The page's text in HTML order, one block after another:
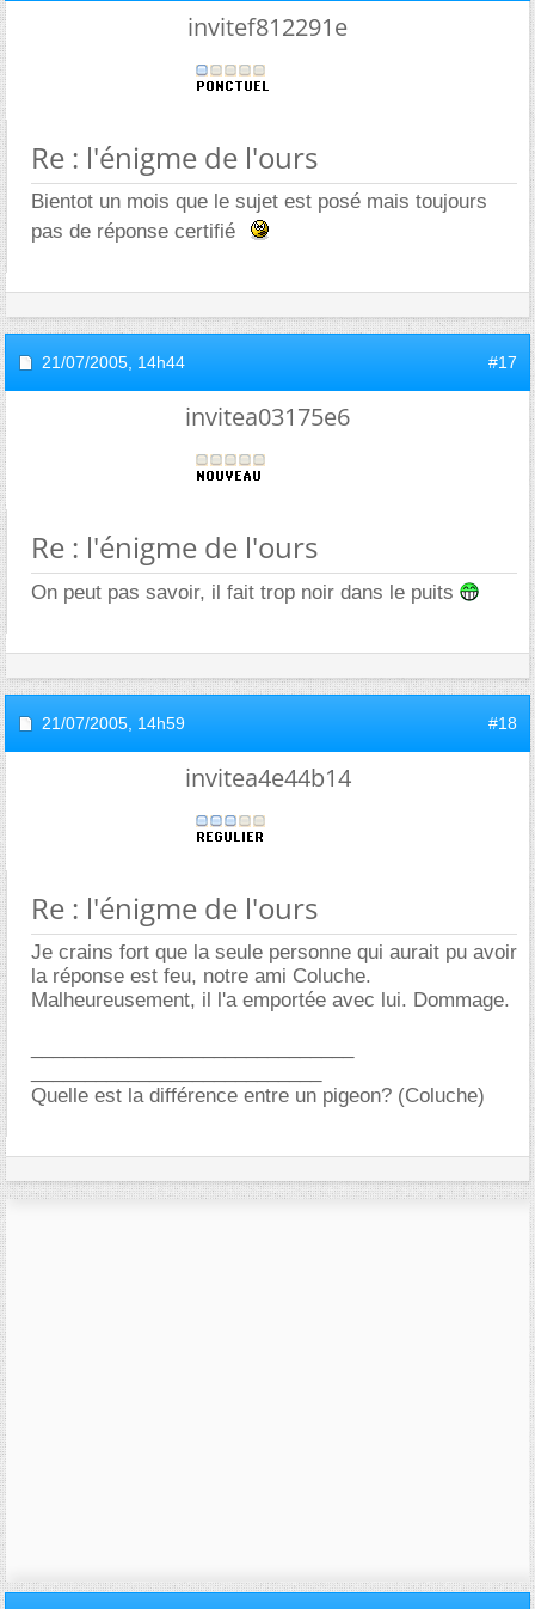
invitef812291e
Re : l'énigme de l'ours
Bientot un mois que le sujet est posé mais toujours
pas de réponse certifié
21/07/2005, 14h44 #17
invitea03175e6
Re : l'énigme de l'ours
On peut pas savoir, il fait trop noir dans le puits
21/07/2005, 14h59 #18
invitea4e44b14
Re : l'énigme de l'ours
Je crains fort que la seule personne qui aurait pu avoir
la réponse est feu, notre ami Coluche.
Malheureusement, il l'a emportée avec lui. Dommage.
Quelle est la différence entre un pigeon? (Coluche)